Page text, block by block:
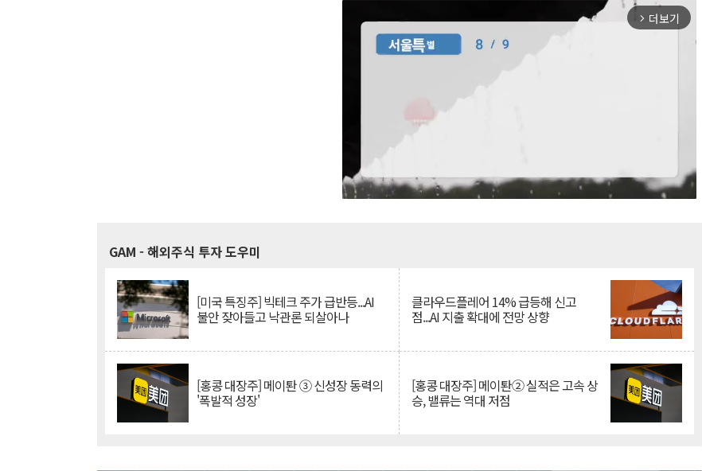
arrow_forward_ios 더보기
GAM - 해외주식 투자 도우미
[미국 특징주] 빅테크 주가 급반등...AI
불안 잦아들고 낙관론 되살아나
클라우드플레어 14% 급등해 신고
점...AI 지출 확대에 전망 상향
[홍콩 대장주] 메이퇀 ③ 신성장 동력의
'폭발적 성장'
[홍콩 대장주] 메이퇀② 실적은 고속 상
승, 밸류는 역대 저점